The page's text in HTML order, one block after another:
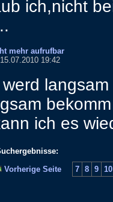
ich,nicht
mehr aufrufbar
19:42
werd langsam
bekomm
ich es
Vorherige Seite
7 8 9 10